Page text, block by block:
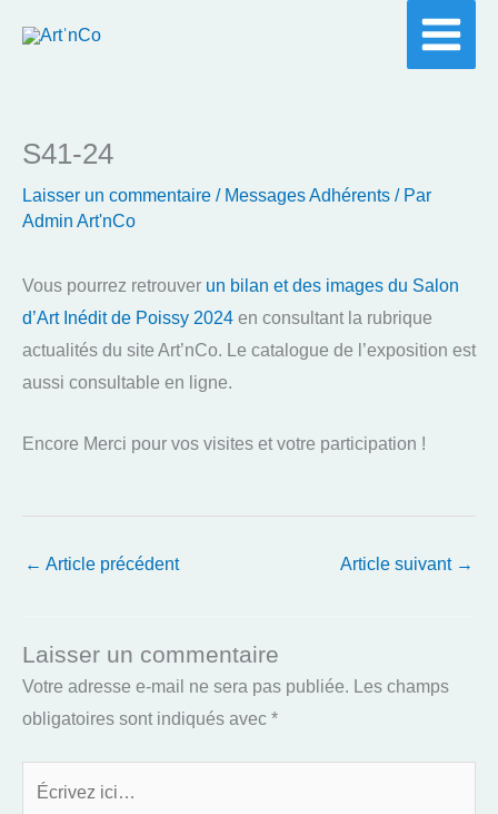
S41-24
Laisser un commentaire / Messages Adhérents / Par
Admin Art'nCo
Vous pourrez retrouver un bilan et des images du Salon
d’Art Inédit de Poissy 2024 en consultant la rubrique
actualités du site Art’nCo. Le catalogue de l’exposition est
aussi consultable en ligne.
Encore Merci pour vos visites et votre participation !
← Article précédent Article suivant →
Laisser un commentaire
Votre adresse e-mail ne sera pas publiée. Les champs
obligatoires sont indiqués avec *